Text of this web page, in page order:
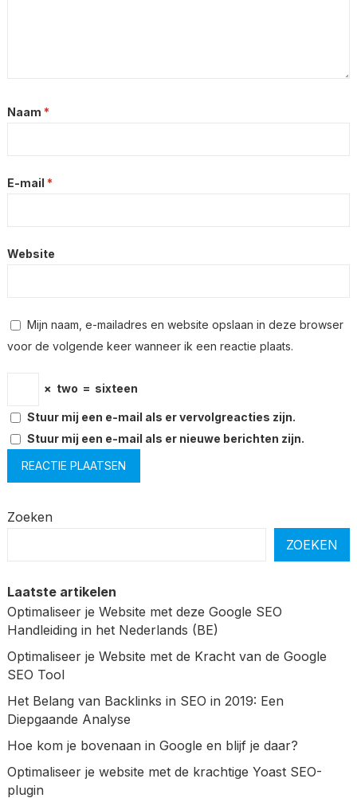
Naam *
E-mail *
Website
Mijn naam, e-mailadres en website opslaan in deze browser
voor de volgende keer wanneer ik een reactie plaats.
× two = sixteen
Stuur mij een e-mail als er vervolgreacties zijn.
Stuur mij een e-mail als er nieuwe berichten zijn.
Zoeken
ZOEKEN
Laatste artikelen
Optimaliseer je Website met deze Google SEO
Handleiding in het Nederlands (BE)
Optimaliseer je Website met de Kracht van de Google
SEO Tool
Het Belang van Backlinks in SEO in 2019: Een
Diepgaande Analyse
Hoe kom je bovenaan in Google en blijf je daar?
Optimaliseer je website met de krachtige Yoast SEO-
plugin